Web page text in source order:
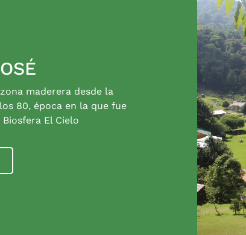
maderera desde la
80, época en la que fue
El Cielo